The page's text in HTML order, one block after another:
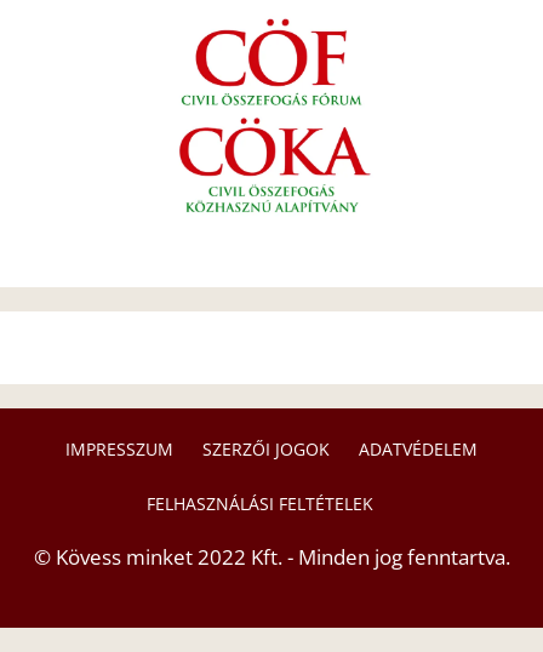
IMPRESSZUM SZERZŐI JOGOK ADATVÉDELEM
FELHASZNÁLÁSI FELTÉTELEK
© Kövess minket 2022 Kft. - Minden jog fenntartva.